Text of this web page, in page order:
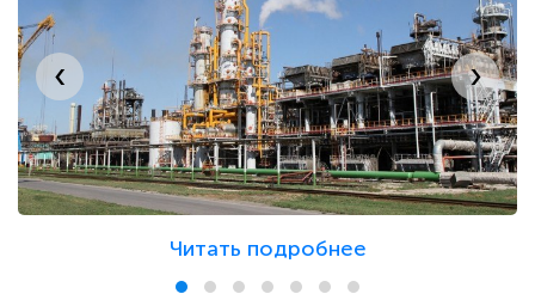
Энергосбытовые компании
Водоканалы
Государственные организации
Расчетные центры и ЖКХ
Читать подробнее
‹ ›